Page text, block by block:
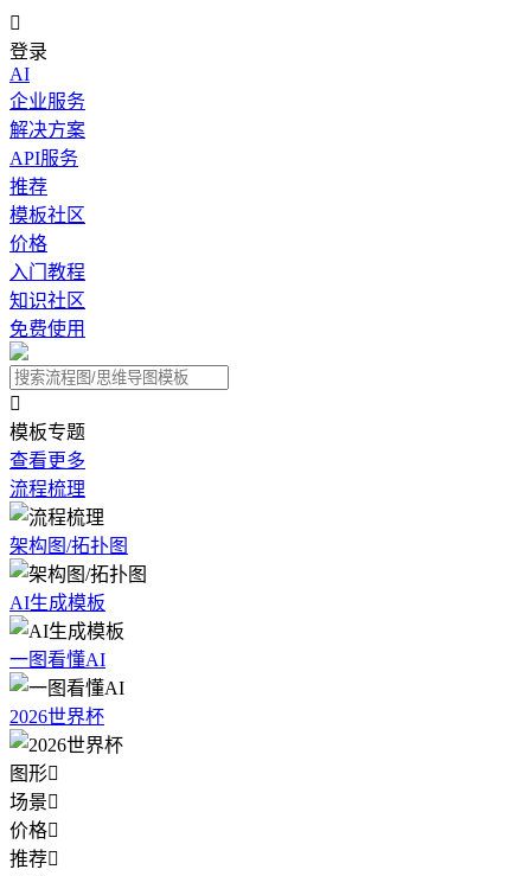

登录
AI
企业服务
解决方案
API服务
推荐
模板社区
价格
入门教程
知识社区
免费使用

模板专题
查看更多
流程梳理
架构图/拓扑图
AI生成模板
一图看懂AI
2026世界杯
图形
场景
价格
推荐